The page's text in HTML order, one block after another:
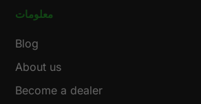
معلومات
Blog
About us
Become a dealer